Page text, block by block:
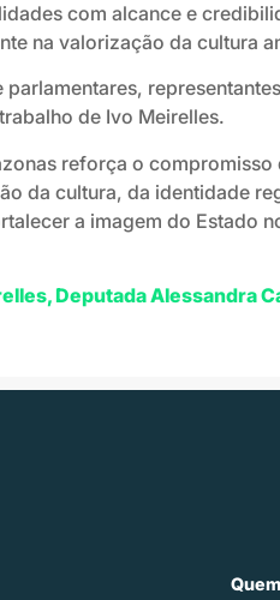
com alcance e
na valorização da cultura
de Ivo Meirelles.
reforça o compromisso
da cultura, da identidade
a imagem do Estado
,Deputada Alessandra